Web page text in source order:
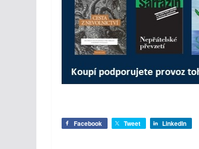
Facebook Tweet LinkedIn